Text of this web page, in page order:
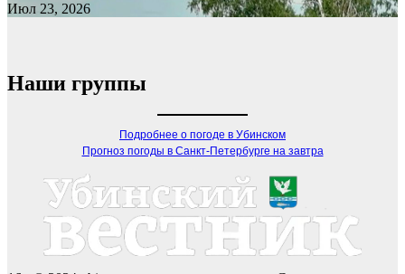
Июл 23, 2026
Наши группы
Подробнее о погоде в Убинском
Прогноз погоды в Санкт-Петербурге на завтра